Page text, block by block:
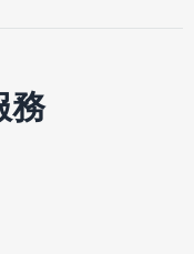
務